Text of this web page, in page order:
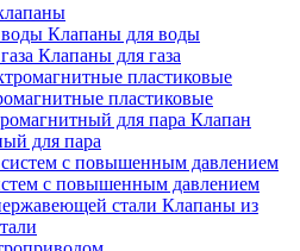
Клапаны для воды
Клапаны для газа
пластиковые
Клапан
для пара
с повышенным давлением
Клапаны из